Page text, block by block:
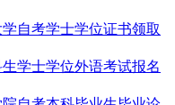
自考学士学位证书领取
学士学位外语考试报名